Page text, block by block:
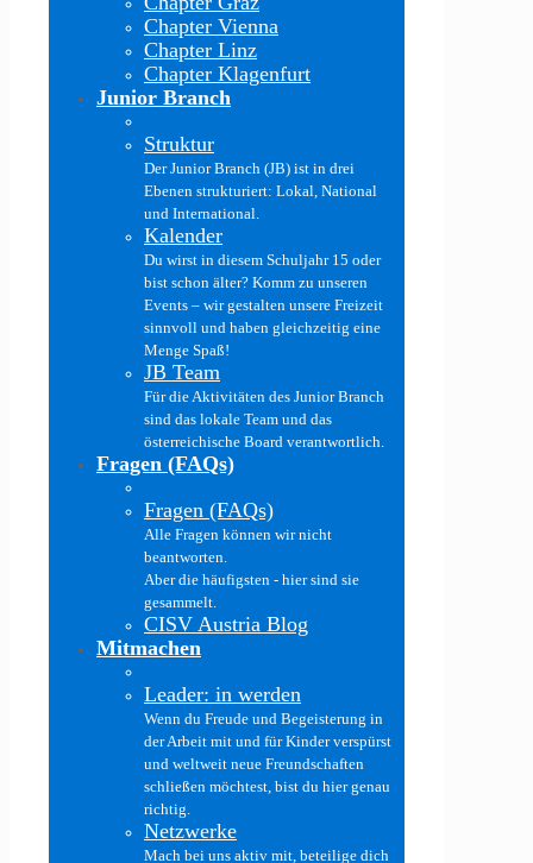
Chapter Vienna
Chapter Linz
Chapter Klagenfurt
Junior Branch
Struktur
Der Junior Branch (JB) ist in drei
Ebenen strukturiert: Lokal, National
und International.
Kalender
Du wirst in diesem Schuljahr 15 oder
bist schon älter? Komm zu unseren
Events – wir gestalten unsere Freizeit
sinnvoll und haben gleichzeitig eine
Menge Spaß!
JB Team
Für die Aktivitäten des Junior Branch
sind das lokale Team und das
österreichische Board verantwortlich.
Fragen (FAQs)
Fragen (FAQs)
Alle Fragen können wir nicht
beantworten.
Aber die häufigsten - hier sind sie
gesammelt.
CISV Austria Blog
Mitmachen
Leader: in werden
Wenn du Freude und Begeisterung in
der Arbeit mit und für Kinder verspürst
und weltweit neue Freundschaften
schließen möchtest, bist du hier genau
richtig.
Netzwerke
Mach bei uns aktiv mit, beteilige dich